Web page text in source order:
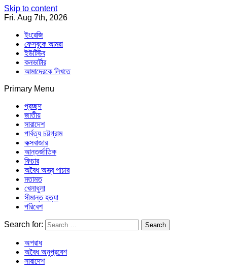
Skip to content
Fri. Aug 7th, 2026
ইংরেজি
ফেসবুকে আমরা
ইউটিউব
কনভার্টার
আমাদেরকে লিখতে
Primary Menu
Southeast Asia Journal
প্রচ্ছদ
জাতীয়
সারাদেশ
পার্বত্য চট্টগ্রাম
কক্সবাজার
আন্তর্জাতিক
ফিচার
অবৈধ অস্ত্র পাচার
মতামত
খেলাধুলা
সীমান্ত হত্যা
পরিবেশ
Search for:
অপরাধ
অবৈধ অনুপ্রবেশ
সারাদেশ